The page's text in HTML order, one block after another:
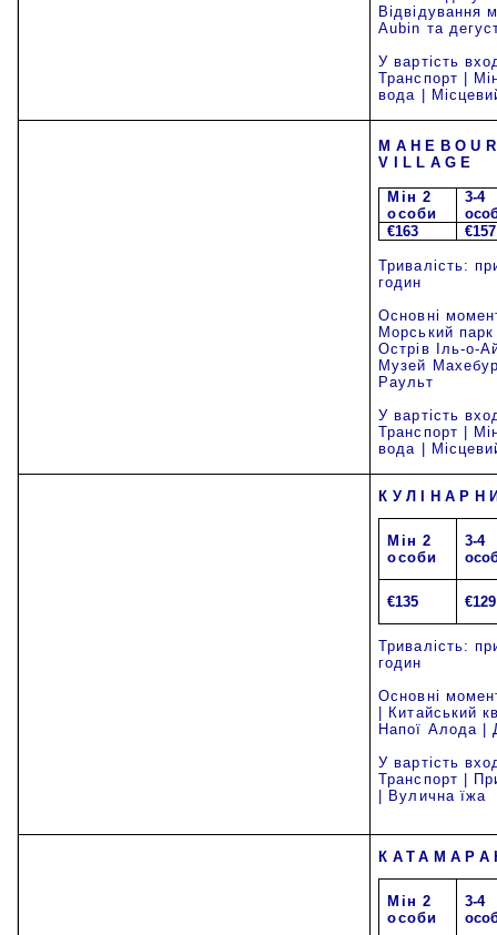
Відвідування
Aubin та
У вартість
Транспорт |
вода |
VILLAGE
Miн 2
особи
3-4
€163
€157
Тривалість:
годин
Основні
Морський
Острів Іль-о-
Музей
Раульт
У вартість
Транспорт |
вода |
Miн 2
особи
3-4
€135 €129
Тривалість:
годин
Основні
| Китайський
Напої Алода |
У вартість
Транспорт |
| Вулична їжа
Miн 2
особи
3-4